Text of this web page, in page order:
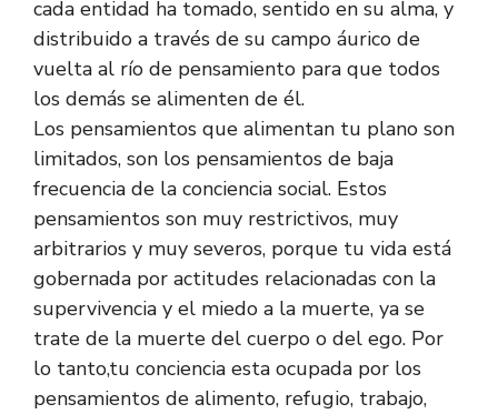
cada entidad ha tomado, sentido en su alma, y
distribuido a través de su campo áurico de
vuelta al río de pensamiento para que todos
los demás se alimenten de él.
Los pensamientos que alimentan tu plano son
limitados, son los pensamientos de baja
frecuencia de la conciencia social. Estos
pensamientos son muy restrictivos, muy
arbitrarios y muy severos, porque tu vida está
gobernada por actitudes relacionadas con la
supervivencia y el miedo a la muerte, ya se
trate de la muerte del cuerpo o del ego. Por
lo tanto,tu conciencia esta ocupada por los
pensamientos de alimento, refugio, trabajo,